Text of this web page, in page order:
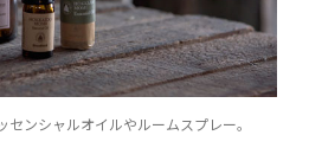
ンシャルオイルやルームスプレー。